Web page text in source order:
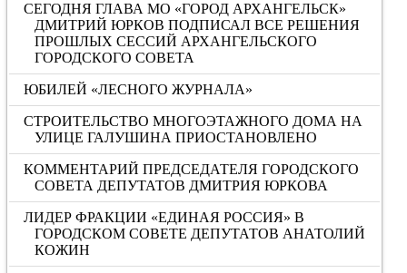
СЕГОДНЯ ГЛАВА МО «ГОРОД АРХАНГЕЛЬСК»
ДМИТРИЙ ЮРКОВ ПОДПИСАЛ ВСЕ РЕШЕНИЯ
ПРОШЛЫХ СЕССИЙ АРХАНГЕЛЬСКОГО
ГОРОДСКОГО СОВЕТА
ЮБИЛЕЙ «ЛЕСНОГО ЖУРНАЛА»
СТРОИТЕЛЬСТВО МНОГОЭТАЖНОГО ДОМА НА
УЛИЦЕ ГАЛУШИНА ПРИОСТАНОВЛЕНО
КОММЕНТАРИЙ ПРЕДСЕДАТЕЛЯ ГОРОДСКОГО
СОВЕТА ДЕПУТАТОВ ДМИТРИЯ ЮРКОВА
ЛИДЕР ФРАКЦИИ «ЕДИНАЯ РОССИЯ» В
ГОРОДСКОМ СОВЕТЕ ДЕПУТАТОВ АНАТОЛИЙ
КОЖИН